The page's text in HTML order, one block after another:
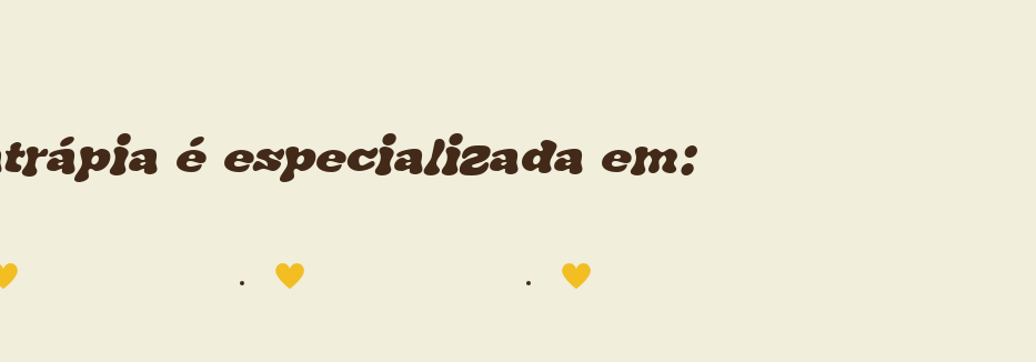
é especializada em: